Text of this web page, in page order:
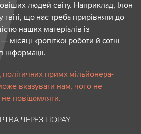
людей світу. Наприклад, Ілон
що нас треба прирівняти до
наших матеріалів із
місяці кропіткої роботи й сотні
примх мільйонера-
вказувати нам, чого не
повідомляти.
ЧЕРЕЗ LIQPAY